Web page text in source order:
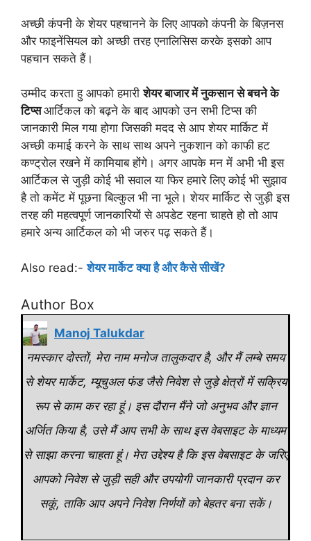
अच्छी कंपनी के शेयर पहचानने के लिए आपको कंपनी के बिज़नस
और फाइनेंसियल को अच्छी तरह एनालिसिस करके इसको आप
पहचान सकते हैं।
उम्मीद करता हु आपको हमारीशेयर बाजार में नुकसान से बचने के
टिप्सआर्टिकल को बढ़ने के बाद आपको उन सभी टिप्स की
जानकारी मिल गया होगा जिसकी मदद से आप शेयर मार्किट में
अच्छी कमाई करने के साथ साथ अपने नुकशान को काफी हट
कण्ट्रोल रखने में कामियाब होंगे। अगर आपके मन में अभी भी इस
आर्टिकल से जुड़ी कोई भी सवाल या फिर हमारे लिए कोई भी सुझाव
है तो कमेंट में पूछना बिल्कुल भी ना भूले। शेयर मार्किट से जुड़ी इस
तरह की महत्वपूर्ण जानकारियों से अपडेट रहना चाहते हो तो आप
हमारे अन्य आर्टिकल को भी जरुर पढ़ सकते हैं।
Also read:-शेयर मार्केट क्या है और कैसे सीखें?
Author Box
Manoj Talukdar
नमस्कार दोस्तों, मेरा नाम मनोज तालुकदार है, और मैं लम्बे समय
से शेयर मार्केट, म्यूचुअल फंड जैसे निवेश से जुड़े क्षेत्रों में सक्रिय
रूप से काम कर रहा हूं। इस दौरान मैंने जो अनुभव और ज्ञान
अर्जित किया है, उसे मैं आप सभी के साथ इस वेबसाइट के माध्यम
से साझा करना चाहता हूं। मेरा उद्देश्य है कि इस वेबसाइट के जरिए
आपको निवेश से जुड़ी सही और उपयोगी जानकारी प्रदान कर
सकूं, ताकि आप अपने निवेश निर्णयों को बेहतर बना सकें।